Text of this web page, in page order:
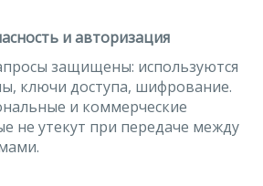
и авторизация
защищены: используются
ключи доступа, шифрование.
и коммерческие
не утекут при передаче между